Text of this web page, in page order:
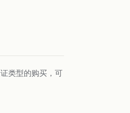
类型的购买，可